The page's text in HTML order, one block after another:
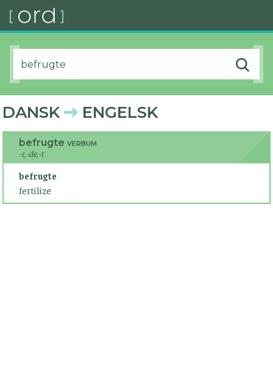
DANSK ENGELSK
befrugte VERBUM
-r,-de,-t
befrugte
fertilize